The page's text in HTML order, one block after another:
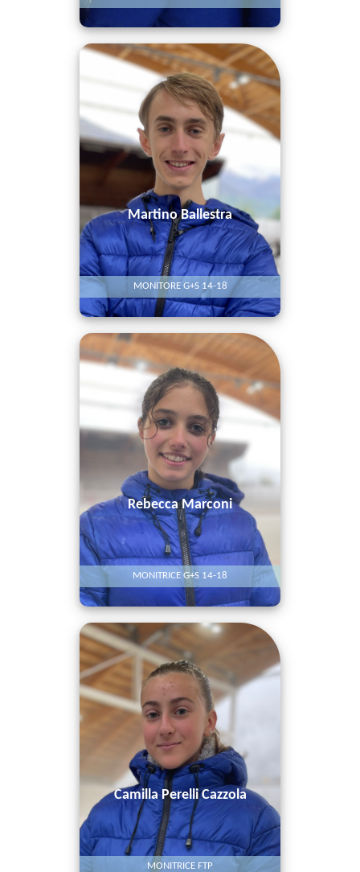
Martino Ballestra
MONITORE G+S 14-18
Rebecca Marconi
MONITRICE G+S 14-18
CamillaPerelli Cazzola
MONITRICE FTP